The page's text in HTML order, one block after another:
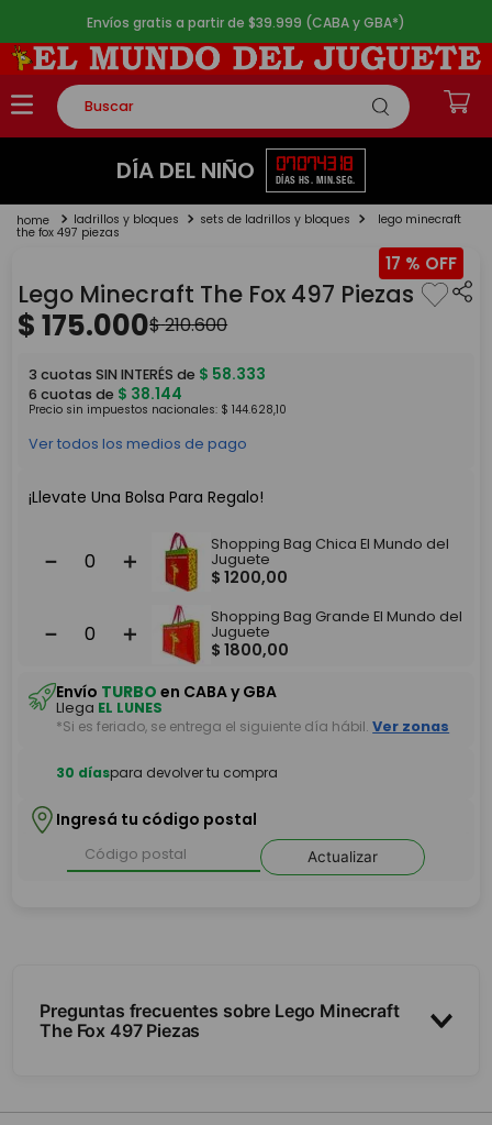
Envíos gratis a partir de $39.999 (CABA y GBA*)
Buscar
TÉRMINOS MÁS BUSCADOS
2.
lego
4.
monopatin
5. toy story
DÍA DEL NIÑO 07
DÍAS
07
HS.
43
MIN.
17
SEG.
ladrillos y bloques sets de ladrillos y bloques lego minecraft
the fox 497 piezas
17 %
Lego Minecraft The Fox 497 Piezas
$175.000$210.600
3 cuotas SIN INTERÉS de $ 58.333
6 cuotas de $ 38.144
Precio sin impuestos nacionales: $ 144.628,10
Ver todos los medios de pago
¡Llevate Una Bolsa Para Regalo!
＋
－
Shopping Bag Chica El Mundo del
Juguete
$ 1200,00
＋
－
Shopping Bag Grande El Mundo del
Juguete
$ 1800,00
Envío TURBO en CABA y GBA
Llega EL LUNES
*Si es feriado, se entrega el siguiente día hábil. Ver zonas
30 díaspara devolver tu compra
Ingresá tu código postal
Actualizar
Preguntas frecuentes sobre Lego Minecraft
The Fox 497 Piezas